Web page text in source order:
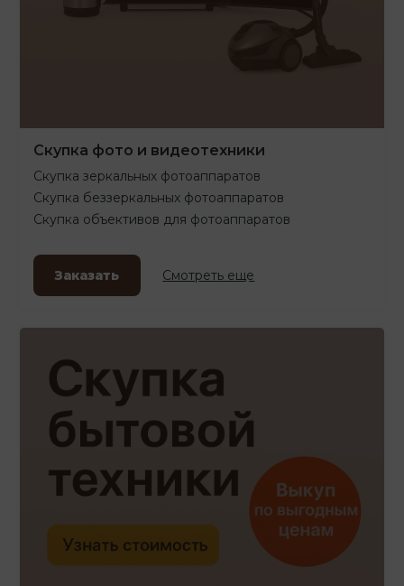
Скупка фото и видеотехники
Скупка зеркальных фотоаппаратов
Скупка беззеркальных фотоаппаратов
Скупка объективов для фотоаппаратов
Заказать Смотреть еще